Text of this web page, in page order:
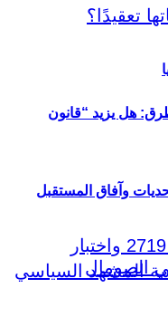
هل يزيد “قانون
وآفاق المستقبل